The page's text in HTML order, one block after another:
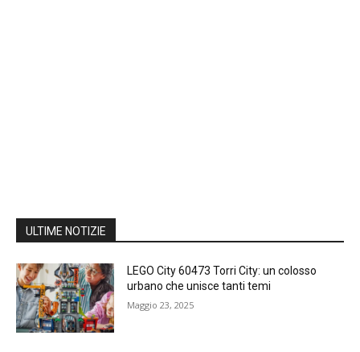
ULTIME NOTIZIE
LEGO City 60473 Torri City: un colosso
urbano che unisce tanti temi
Maggio 23, 2025